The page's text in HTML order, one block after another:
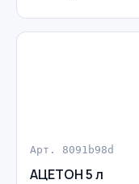
Арт. 8091b98d
АЦЕТОН 5 л